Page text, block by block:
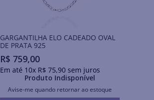
GARGANTILHA ELO CADEADO OVAL
DE PRATA 925
R$ 759,00
Em até 10x R$ 75,90sem juros
Produto Indisponível
Avise-me quando retornar ao estoque